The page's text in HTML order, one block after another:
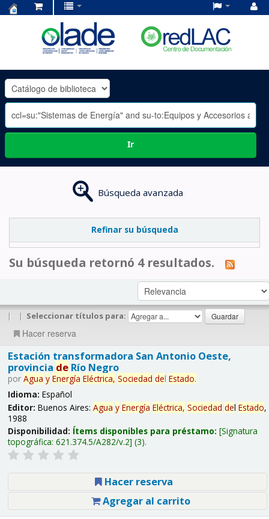
OLADE
-
Ir
Búsqueda avanzada
Refinar su búsqueda
Su búsqueda retornó 4 resultados.
| | Seleccionar títulos para:
Hacer reserva
Estación transformadora San Antonio Oeste,
provincia deRío Negro
por Agua y Energía Eléctrica, Sociedad del Estado.
Idioma: Español
Editor: Buenos Aires: Agua y Energía Eléctrica, Sociedad del Estado,
1988
Disponibilidad: Ítems disponibles para préstamo: Signatura
topográfica: 621.374.5/A282/v.2 (3).
Hacer reserva
Agregar al carrito